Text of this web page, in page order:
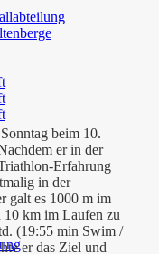
beim 10.
er in der
Erfahrung
in der
galt es 1000 m im
10 km im Laufen zu
(19:55 min Swim /
er das Ziel und